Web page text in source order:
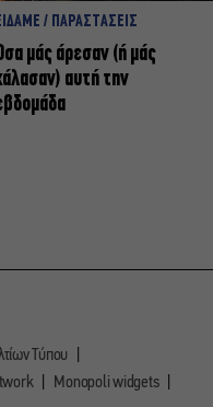
/ ΠΑΡΑΣΤΑΣΕΙΣ
μάς άρεσαν (ή μάς
αυτή την
Τύπου
Monopoli widgets